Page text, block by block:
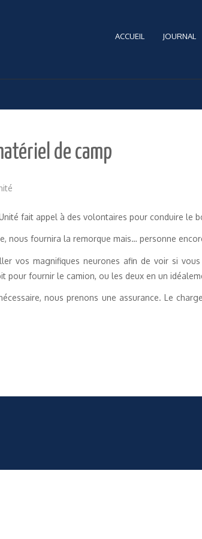
ACCUEIL JOURNAL
de camp
fait appel à des volontaires pour conduire le
nous fournira la remorque mais… personne
vos magnifiques neurones afin de voir si
pour fournir le camion, ou les deux en un
nous prenons une assurance. Le